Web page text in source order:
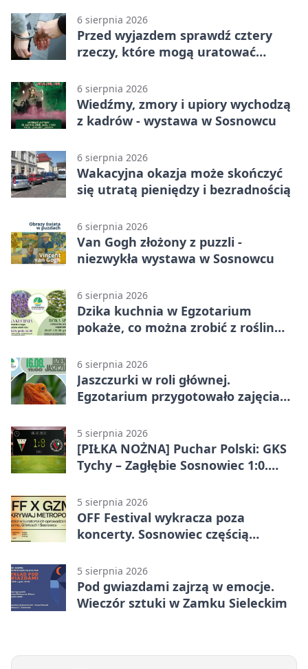
6 sierpnia 2026
Przed wyjazdem sprawdź cztery
rzeczy, które mogą uratować
6 sierpnia 2026
Wiedźmy, zmory i upiory wychodzą
z kadrów - wystawa w Sosnowcu
6 sierpnia 2026
Wakacyjna okazja może skończyć
się utratą pieniędzy i bezradnością
6 sierpnia 2026
Van Gogh złożony z puzzli -
niezwykła wystawa w Sosnowcu
6 sierpnia 2026
Dzika kuchnia w Egzotarium
pokaże, co można zrobić z roślin
6 sierpnia 2026
Jaszczurki w roli głównej.
Egzotarium przygotowało zajęcia
5 sierpnia 2026
[PIŁKA NOŻNA] Puchar Polski: GKS
Tychy – Zagłębie Sosnowiec 1:0.
przed przerwą
5 sierpnia 2026
OFF Festival wykracza poza
koncerty. Sosnowiec częścią
5 sierpnia 2026
Pod gwiazdami zajrzą w emocje.
Wieczór sztuki w Zamku Sieleckim